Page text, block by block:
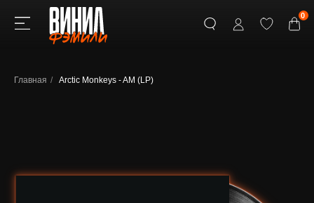
Главная / Arctic Monkeys - AM (LP)